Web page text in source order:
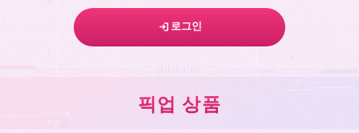
로그인
픽업 상품